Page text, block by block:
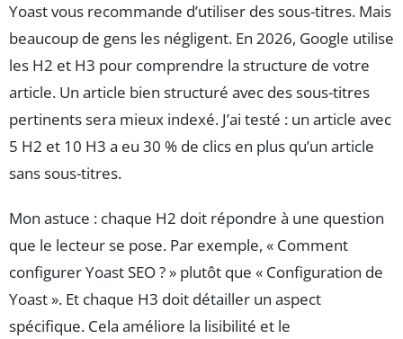
Yoast vous recommande d’utiliser des sous-titres. Mais
beaucoup de gens les négligent. En 2026, Google utilise
les H2 et H3 pour comprendre la structure de votre
article. Un article bien structuré avec des sous-titres
pertinents sera mieux indexé. J’ai testé : un article avec
5 H2 et 10 H3 a eu 30 % de clics en plus qu’un article
sans sous-titres.
Mon astuce : chaque H2 doit répondre à une question
que le lecteur se pose. Par exemple, « Comment
configurer Yoast SEO ? » plutôt que « Configuration de
Yoast ». Et chaque H3 doit détailler un aspect
spécifique. Cela améliore la lisibilité et le